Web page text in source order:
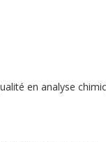
en analyse